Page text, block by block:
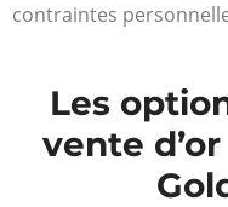
contraintes
Les
vente